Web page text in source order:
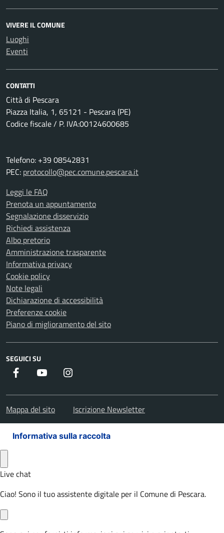
VIVERE IL COMUNE
Luoghi
Eventi
CONTATTI
Città di Pescara
Piazza Italia, 1, 65121 - Pescara (PE)
Codice fiscale / P. IVA:00124600685
Telefono: +39 08542831
PEC: protocollo@pec.comune.pescara.it
Leggi le FAQ
Prenota un appuntamento
Segnalazione disservizio
Richiedi assistenza
Albo pretorio
Amministrazione trasparente
Informativa privacy
Cookie policy
Note legali
Dichiarazione di accessibilità
Preferenze cookie
Piano di miglioramento del sito
SEGUICI SU
Facebook Youtube
Mappa del sito Iscrizione Newsletter
Informativa sulla raccolta